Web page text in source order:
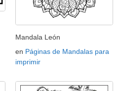
Mandala León
en Páginas de Mandalas para
imprimir